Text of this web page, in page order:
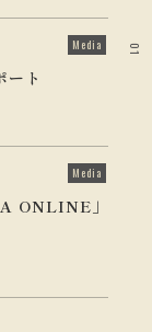
01
Media
ト
Media
ONLINE」